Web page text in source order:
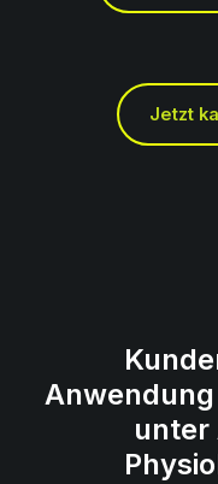
Jetzt
unter